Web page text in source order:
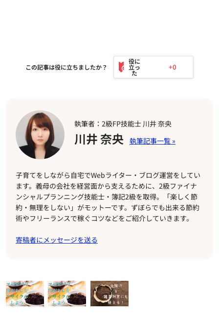
この記事は役に立ちましたか？ +0
執筆者：2級FP技能士 川井 奈央
川井 奈央
子育てをしながら自宅でWebライター・ブログ運営をしてい
ます。義母の会社を経営面から支えるために、2級ファイナ
ンシャルプランニング技能士・簿記2級を取得。「楽しく節
約・無理をしない」がモットーです。ずぼらでも出来る節約
術やフリーランスで稼ぐコツなどをご紹介していきます。
寄稿者にメッセージを送る